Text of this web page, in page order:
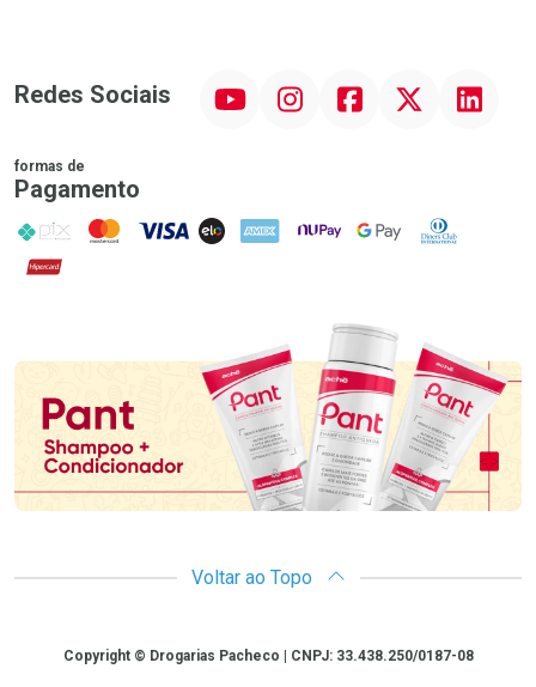
Redes Sociais InstagramFacebookTwitter Linkedin
formas de
Pagamento
PIX MasterCard
VISA ELO AMEX NuPay Google PayDiners Club
Hipercard
Promoção em Destaque
Voltar ao Topo
CopyrightCopyright © Drogarias Pacheco | CNPJ: 33.438.250/0187-08